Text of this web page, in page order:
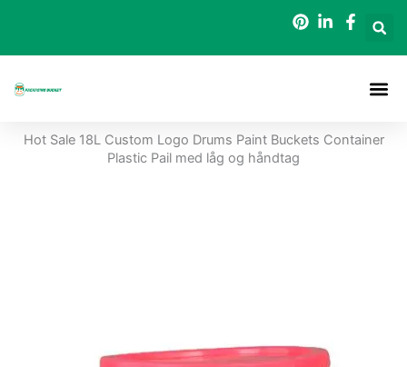
indholdet
Hot Sale 18L Custom Logo Drums Paint Buckets Container
Plastic Pail med låg og håndtag